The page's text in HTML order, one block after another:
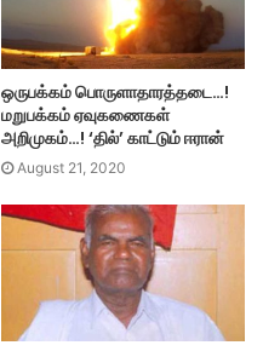
ஒருபக்கம் பொருளாதாரத்தடை…!
மறுபக்கம் ஏவுகணைகள்
அறிமுகம்…! ‘தில்’ காட்டும் ஈரான்
August 21, 2020